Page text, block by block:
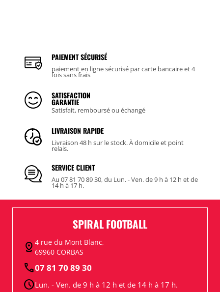
PAIEMENT SÉCURISÉ
paiement en ligne sécurisé par carte bancaire et 4
fois sans frais
SATISFACTION
GARANTIE
Satisfait, remboursé ou échangé
LIVRAISON RAPIDE
Livraison 48 h sur le stock. À domicile et point
relais.
SERVICE CLIENT
Au 07 81 70 89 30, du Lun. - Ven. de 9 h à 12 h et de
14 h à 17 h.
SPIRAL FOOTBALL
distance 4 rue du Mont Blanc,
69960 CORBAS
call07 81 70 89 30
scheduleLun. - Ven. de 9 h à 12 h et de 14 h à 17 h.